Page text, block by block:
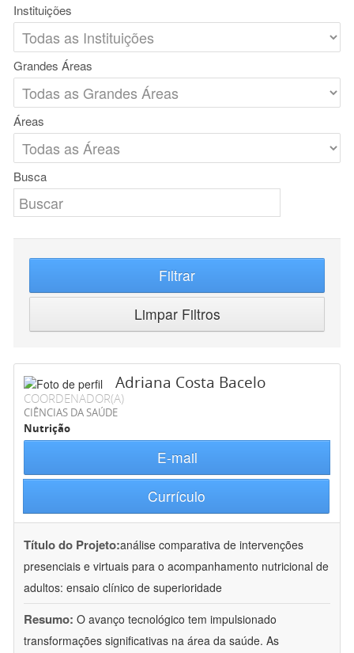
Instituições
Grandes Áreas
Áreas
Busca
Filtrar
Limpar Filtros
Adriana Costa Bacelo
COORDENADOR(A)
CIÊNCIAS DA SAÚDE
Nutrição
E-mail
Currículo
Título do Projeto:análise comparativa de intervenções
presenciais e virtuais para o acompanhamento nutricional de
adultos: ensaio clínico de superioridade
Resumo: O avanço tecnológico tem impulsionado
transformações significativas na área da saúde. As